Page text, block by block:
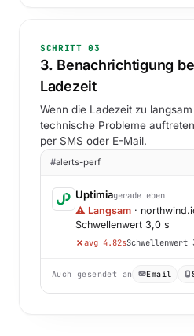
SCHRITT 03
3. Benachrichtigung
Ladezeit
Wenn die Ladezeit zu
technische Probleme
per SMS oder E-Mail.
#alerts-perf
Uptimiagerade eben
⚠ Langsam ·
Schwellenwert 3,0 s
avg 4.82sSchwellenwert
Auch gesendet an Email